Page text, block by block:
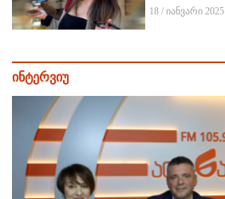
18 / იანვარი 2025
ინტერვიუ